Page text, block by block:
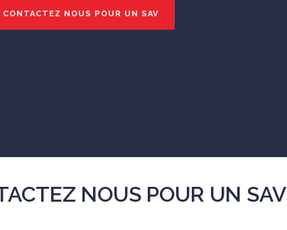
CONTACTEZ NOUS POUR UN SAV
NOUS POUR UN SAV